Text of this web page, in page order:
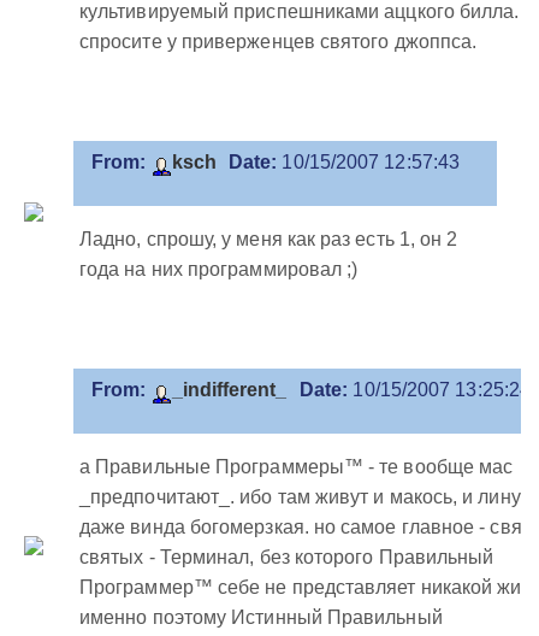
культивируемый приспешниками аццкого билла.
спросите у приверженцев святого джоппса.
From: ksch Date: 10/15/2007 12:57:43
Ладно, спрошу, у меня как раз есть 1, он 2
года на них программировал ;)
From: _indifferent_ Date: 10/15/2007 13:25:24
а Правильные Программеры™ - те вообще мас
_предпочитают_. ибо там живут и макось, и линух
даже винда богомерзкая. но самое главное -
святых - Терминал, без которого Правильный
Программер™ себе не представляет никакой
именно поэтому Истинный Правильный